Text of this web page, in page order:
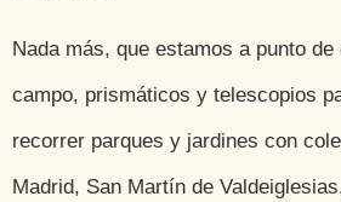
Nada más, que estamos a punto
campo, prismáticos y telescopios
recorrer parques y jardines con
Madrid, San Martín de